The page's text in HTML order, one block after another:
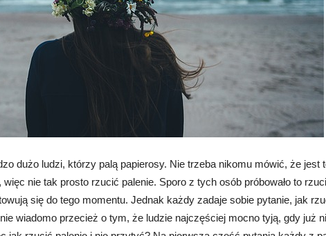
dużo ludzi, którzy palą papierosy. Nie trzeba nikomu mówić, że jest
więc nie tak prosto rzucić palenie. Sporo z tych osób próbowało to
się do tego momentu. Jednak każdy zadaje sobie pytanie, jak
wiadomo przecież o tym, że ludzie najczęściej mocno tyją, gdy już